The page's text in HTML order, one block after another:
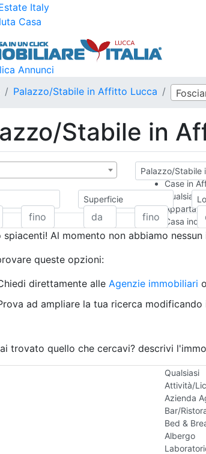
Italy
Casa
Annunci
Palazzo/Stabile in Affitto Lucca
Stabile in
Palazzo/Stabile
Case in
Qualsiasi
Casa
Casa
Rustico/
Camera
Box/
Qualsiasi
Attività/
Azienda
Bar/
Bed &
Albergo
Superficie
spiacenti! Al momento non abbiamo
queste opzioni:
direttamente alle Agenzie immobiliari
ad ampliare la tua ricerca
trovato quello che cercavi? descrivi